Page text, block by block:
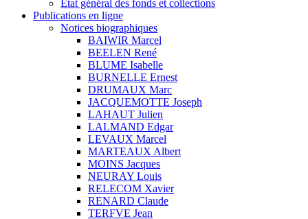
Etat général des fonds et collections
Publications en ligne
Notices biographiques
BAIWIR Marcel
BEELEN René
BLUME Isabelle
BURNELLE Ernest
DRUMAUX Marc
JACQUEMOTTE Joseph
LAHAUT Julien
LALMAND Edgar
LEVAUX Marcel
MARTEAUX Albert
MOINS Jacques
NEURAY Louis
RELECOM Xavier
RENARD Claude
TERFVE Jean